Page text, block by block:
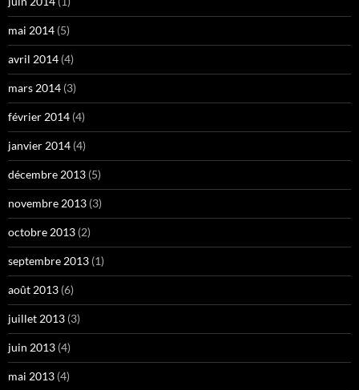
mai 2014 (5)
avril 2014 (4)
mars 2014 (3)
février 2014 (4)
janvier 2014 (4)
décembre 2013 (5)
novembre 2013 (3)
octobre 2013 (2)
septembre 2013 (1)
août 2013 (6)
juillet 2013 (3)
juin 2013 (4)
mai 2013 (4)